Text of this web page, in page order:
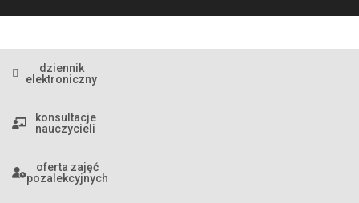
dziennik
elektroniczny
konsultacje
nauczycieli
oferta zajęć
pozalekcyjnych